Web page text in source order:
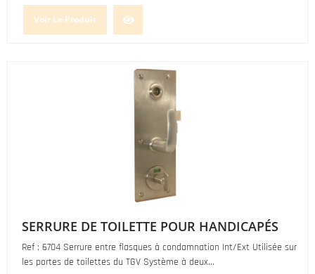
Voir Le Produit
SERRURE DE TOILETTE POUR HANDICAPÉS
Ref : 6704 Serrure entre flasques à condamnation Int/Ext Utilisée sur
les portes de toilettes du TGV Système à deux...